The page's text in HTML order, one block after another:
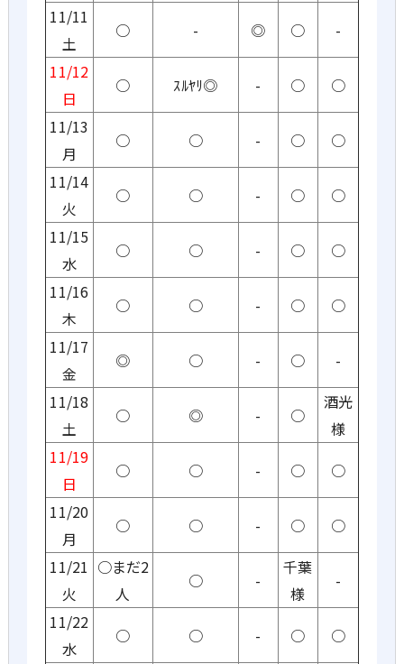
11/11
土
○ - ◎ ○
-
11/12
日
○ ｽﾙﾔﾘ◎ - ○
○
11/13
月
○ ○ - ○
○
11/14
火
○ ○ - ○
○
11/15
水
○ ○ - ○
○
11/16
木
○ ○ - ○
○
11/17
金
◎ ○ - ○
-
11/18
土
○ ◎ - ○
酒光
様
11/19
日
○ ○ - ○
○
11/20
月
○ ○ - ○
○
11/21
火
○まだ2
人
○ -
千葉
様
-
11/22
水
○ ○ - ○
○